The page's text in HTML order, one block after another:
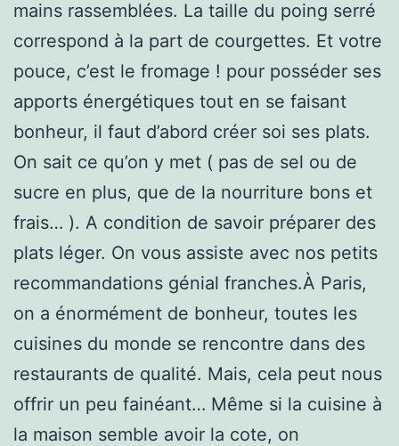
mains rassemblées. La taille du poing serré
correspond à la part de courgettes. Et votre
pouce, c’est le fromage ! pour posséder ses
apports énergétiques tout en se faisant
bonheur, il faut d’abord créer soi ses plats.
On sait ce qu’on y met ( pas de sel ou de
sucre en plus, que de la nourriture bons et
frais… ). A condition de savoir préparer des
plats léger. On vous assiste avec nos petits
recommandations génial franches.À Paris,
on a énormément de bonheur, toutes les
cuisines du monde se rencontre dans des
restaurants de qualité. Mais, cela peut nous
offrir un peu fainéant… Même si la cuisine à
la maison semble avoir la cote, on